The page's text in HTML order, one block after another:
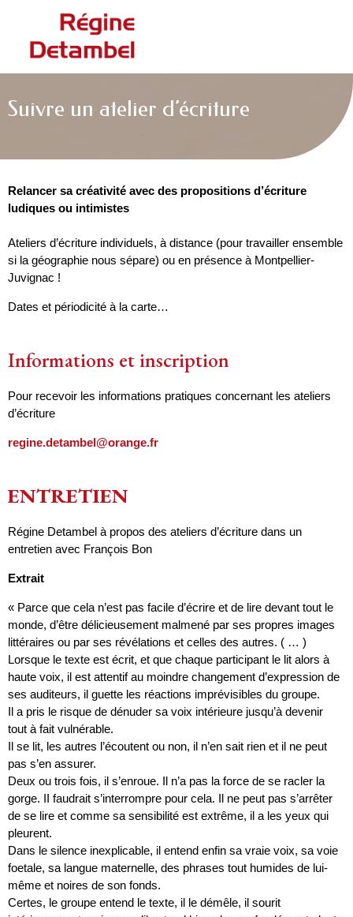
Suivre un atelier d’écriture
Relancer sa créativité avec des propositions d’écriture
ludiques ou intimistes
Ateliers d’écriture individuels, à distance (pour travailler ensemble
si la géographie nous sépare) ou en présence à Montpellier-
Juvignac !
Dates et périodicité à la carte…
Informations et inscription
Pour recevoir les informations pratiques concernant les ateliers
d’écriture
regine.detambel@orange.fr
ENTRETIEN
Régine Detambel à propos des ateliers d’écriture dans un
entretien avec François Bon
Extrait
« Parce que cela n’est pas facile d’écrire et de lire devant tout le
monde, d’être délicieusement malmené par ses propres images
littéraires ou par ses révélations et celles des autres. ( … )
Lorsque le texte est écrit, et que chaque participant le lit alors à
haute voix, il est attentif au moindre changement d’expression de
ses auditeurs, il guette les réactions imprévisibles du groupe.
Il a pris le risque de dénuder sa voix intérieure jusqu’à devenir
tout à fait vulnérable.
Il se lit, les autres l’écoutent ou non, il n’en sait rien et il ne peut
pas s’en assurer.
Deux ou trois fois, il s’enroue. Il n’a pas la force de se racler la
gorge. II faudrait s’interrompre pour cela. Il ne peut pas s’arrêter
de se lire et comme sa sensibilité est extrême, il a les yeux qui
pleurent.
Dans le silence inexplicable, il entend enfin sa vraie voix, sa voie
foetale, sa langue maternelle, des phrases tout humides de lui-
même et noires de son fonds.
Certes, le groupe entend le texte, il le démêle, il sourit